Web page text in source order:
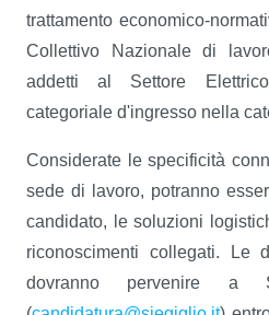
trattamento economico-
Collettivo Nazionale di
addetti al Settore
categoriale d'ingresso nella
Considerate le specificità
sede di lavoro, potranno
candidato, le soluzioni
riconoscimenti collegati. Le
dovranno pervenire a